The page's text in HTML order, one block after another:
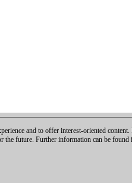
and to offer interest-oriented
the future. Further information can be found